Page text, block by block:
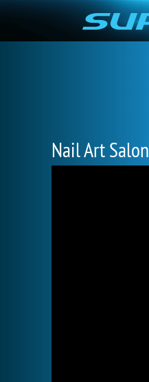
Nail Art Salon